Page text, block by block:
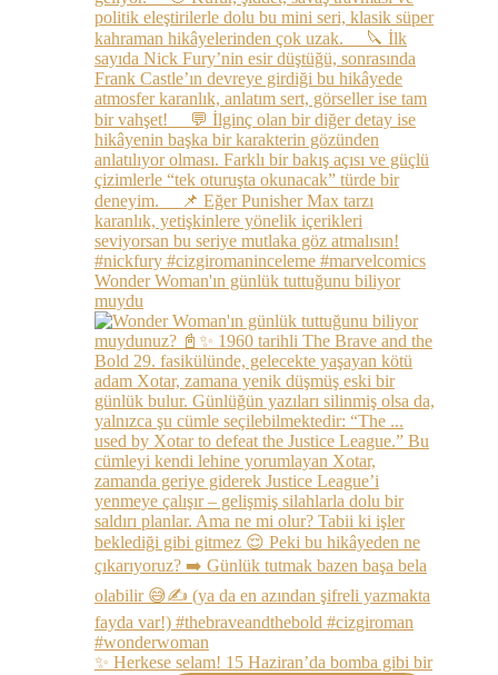
Wonder Woman'ın günlük tuttuğunu biliyor
muydu
✨ Herkese selam! 15 Haziran’da bomba gibi bir